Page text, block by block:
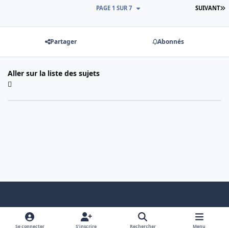
SUIVANT
PAGE 1 SUR 7
Partager Abonnés
Aller sur la liste des sujets
Light ModeDark ModeSystem Preference x
Se connecter S’inscrire Rechercher Menu